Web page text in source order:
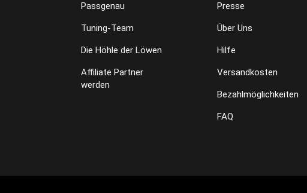
Passgenau
Tuning-Team
Die Höhle der Löwen
Affiliate Partner
werden
Presse
Über Uns
Hilfe
Versandkosten
Bezahlmöglichkeiten
FAQ